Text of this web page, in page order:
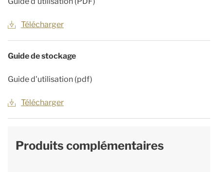
Télécharger
Guide de stockage
Guide d'utilisation (pdf)
Télécharger
Produits complémentaires